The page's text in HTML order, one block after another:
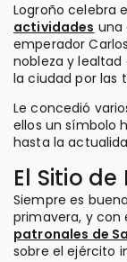
Logroño celebra
actividades una
emperador
nobleza y lealtad
la ciudad por las
Le concedió
ellos un símbolo
hasta la
El Sitio
Siempre es
primavera, y con
patronales de
sobre el ejército